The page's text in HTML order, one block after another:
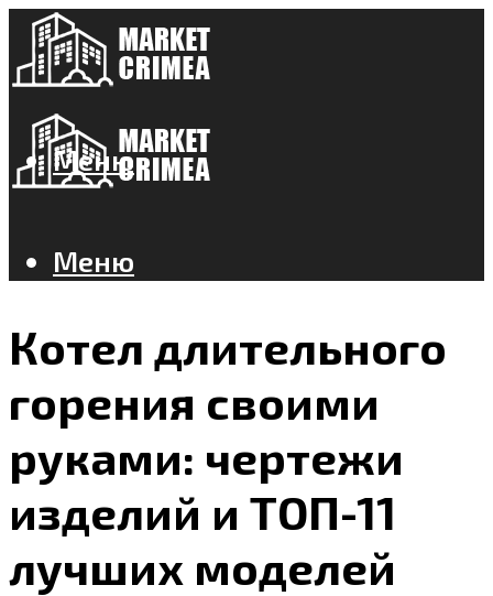
Меню
Меню
Котел длительного
горения своими
руками: чертежи
изделий и ТОП-11
лучших моделей